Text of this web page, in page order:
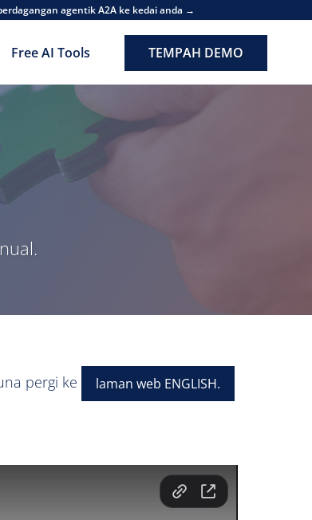
agentik A2A ke kedai anda →
Free AI Tools TEMPAH DEMO
pergi ke laman web ENGLISH.